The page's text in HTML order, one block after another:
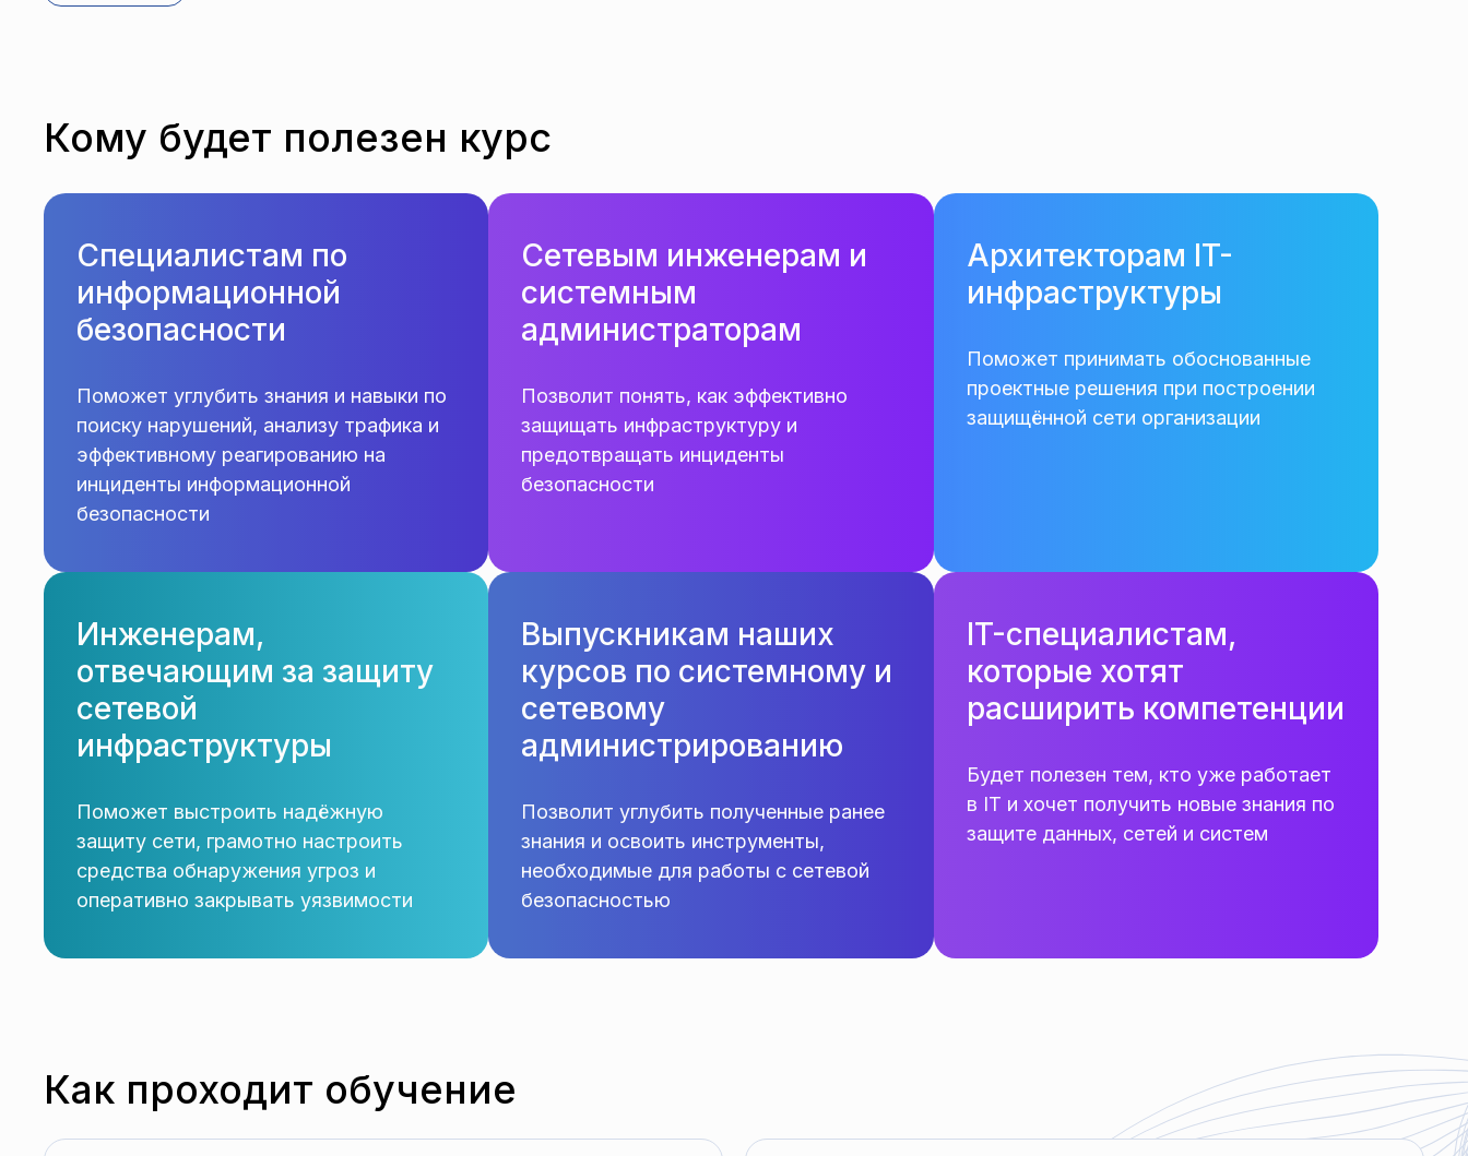
Кому будет полезен курс
Специалистам по
информационной
безопасности
Поможет углубить знания и навыки по
поиску нарушений, анализу трафика и
эффективному реагированию на
инциденты информационной
безопасности
Сетевым инженерам и
системным
администраторам
Позволит понять, как эффективно
защищать инфраструктуру и
предотвращать инциденты
безопасности
Архитекторам IT-
инфраструктуры
Поможет принимать обоснованные
проектные решения при построении
защищённой сети организации
Инженерам,
отвечающим за защиту
сетевой
инфраструктуры
Поможет выстроить надёжную
защиту сети, грамотно настроить
средства обнаружения угроз и
оперативно закрывать уязвимости
Выпускникам наших
курсов по системному и
сетевому
администрированию
Позволит углубить полученные ранее
знания и освоить инструменты,
необходимые для работы с сетевой
безопасностью
IT-специалистам,
которые хотят
расширить компетенции
Будет полезен тем, кто уже работает
в IT и хочет получить новые знания по
защите данных, сетей и систем
Как проходит обучение